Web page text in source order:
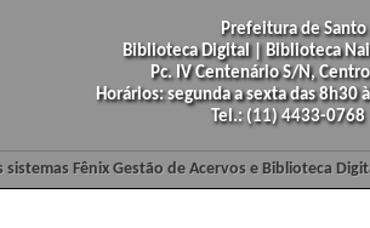
Prefeitura de
Biblioteca Digital | Biblioteca
Pc. IV Centenário S/N,
Horários: segunda a sexta das
Tel.: (11) 4433-
sistemas Fênix Gestão de Acervos e Biblioteca